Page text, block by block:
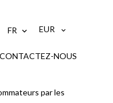
FR EUR
CONTACTEZ-NOUS
par les